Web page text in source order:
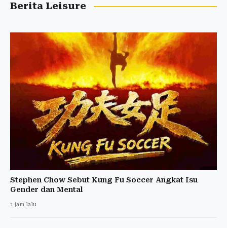
Berita Leisure
Stephen Chow Sebut Kung Fu Soccer Angkat Isu
Gender dan Mental
1 jam lalu